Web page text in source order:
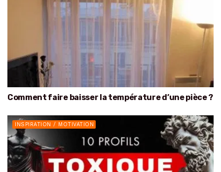
Comment faire baisser la température d’une pièce ?
INSPIRATION / MOTIVATION